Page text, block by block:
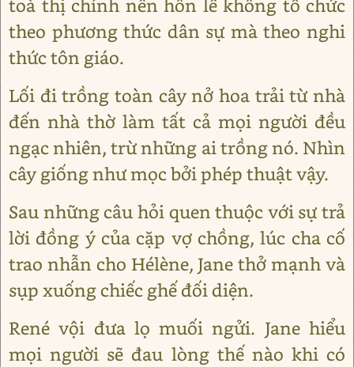
toà thị chính nên hôn lễ không tổ chức
theo phương thức dân sự mà theo nghi
thức tôn giáo.
Lối đi trồng toàn cây nở hoa trải từ nhà
đến nhà thờ làm tất cả mọi người đều
ngạc nhiên, trừ những ai trồng nó. Nhìn
cây giống như mọc bởi phép thuật vậy.
Sau những câu hỏi quen thuộc với sự trả
lời đồng ý của cặp vợ chồng, lúc cha cố
trao nhẫn cho Hélène, Jane thở mạnh và
sụp xuống chiếc ghế đối diện.
René vội đưa lọ muối ngửi. Jane hiểu
mọi người sẽ đau lòng thế nào khi có